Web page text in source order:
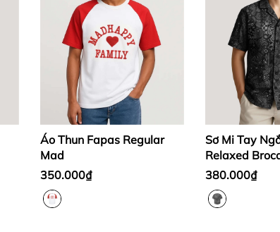
Áo Thun Fapas Regular
Mad
350.000₫
Sơ Mi Tay
Relaxed
380.000₫